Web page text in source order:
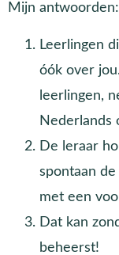
Mijn antwoorden:
Leerlingen
óók over
leerlingen,
Nederlands
De leraar
spontaan
met een
Dat kan
beheerst!